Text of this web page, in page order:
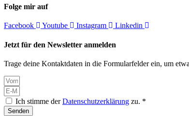
Folge mir auf
Facebook Youtube Instagram Linkedin
Jetzt für den Newsletter anmelden
Trage deine Kontaktdaten in die Formularfelder ein, um
Ich stimme derDatenschutzerklärung zu. *
Senden